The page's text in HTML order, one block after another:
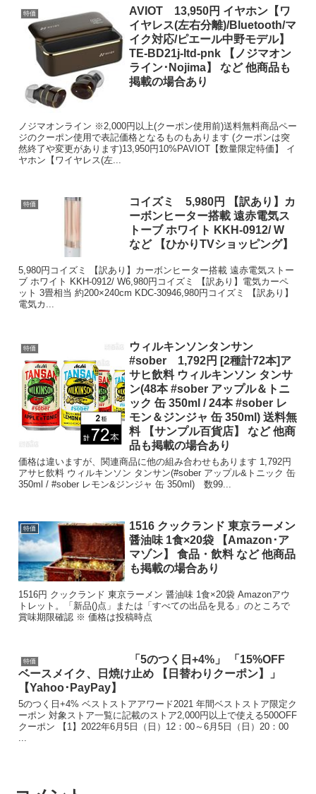
特価
AVIOT 13,950円 イヤホン【ワ
イヤレス(左右分離)/Bluetooth/マ
イク対応/ピエール中野モデル】
TE-BD21j-ltd-pnk 【ノジマオン
ライン･Nojima】 など 他商品も
掲載の場合あり
ノジマオンライン ※2,000円以上(クーポン使用前)送料無料商品ペー
ジのクーポン使用で表記価格となるものもあります (クーポンは突
然終了や変更があります)13,950円10%PAVIOT【数量限定特価】 イ
ヤホン【ワイヤレス(左...
特価
コイズミ 5,980円 【訳あり】カ
ーボンヒーター搭載 遠赤電気ス
トーブ ホワイト KKH-0912/ W
など 【ひかりTVショッピング】
5,980円コイズミ 【訳あり】カーボンヒーター搭載 遠赤電気ストー
ブ ホワイト KKH-0912/ W6,980円コイズミ 【訳あり】電気カーペ
ット 3畳相当 約200×240cm KDC-30946,980円コイズミ 【訳あり】
電気カ...
特価
ウィルキンソンタンサン
#sober 1,792円 [2種計72本]ア
サヒ飲料 ウィルキンソン タンサ
ン(48本 #sober アップル＆トニ
ック 缶 350ml / 24本 #sober レ
モン＆ジンジャ 缶 350ml) 送料無
料 【サンプル百貨店】 など 他商
品も掲載の場合あり
価格は違いますが、関連商品に他の組み合わせもあります 1,792円
アサヒ飲料 ウィルキンソン タンサン(#sober アップル&トニック 缶
350ml / #sober レモン&ジンジャ 缶 350ml) 数99...
特価
1516 クックランド 東京ラーメン
醤油味 1食×20袋 【Amazon･ア
マゾン】 食品・飲料 など 他商品
も掲載の場合あり
1516円 クックランド 東京ラーメン 醤油味 1食×20袋 Amazonアウ
トレット。「新品()点」または「すべての出品を見る」のところで
賞味期限確認 ※ 価格は投稿時点
特価
「5のつく日+4%」 「15%OFF
ベースメイク、日焼け止め 【日替わりクーポン】」
【Yahoo･PayPay】
5のつく日+4% ベストストアアワード2021 年間ベストストア限定ク
ーポン 対象ストア一覧に記載のストア2,000円以上で使える500OFF
クーポン 【1】2022年6月5日（日）12：00～6月5日（日）20：00